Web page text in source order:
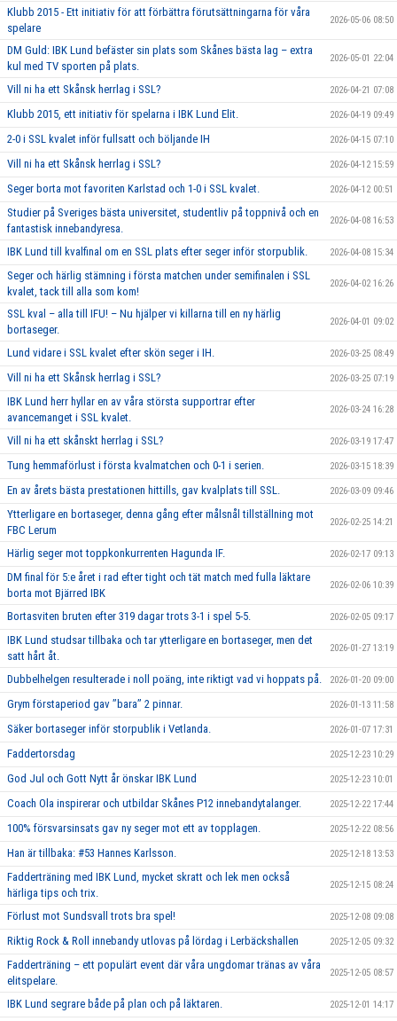
Klubb 2015 - Ett initiativ för att förbättra förutsättningarna för våra
spelare
2026-05-06 08:50
DM Guld: IBK Lund befäster sin plats som Skånes bästa lag – extra
kul med TV sporten på plats.
2026-05-01 22:04
Vill ni ha ett Skånsk herrlag i SSL? 2026-04-21 07:08
Klubb 2015, ett initiativ för spelarna i IBK Lund Elit. 2026-04-19 09:49
2-0 i SSL kvalet inför fullsatt och böljande IH 2026-04-15 07:10
Vill ni ha ett Skånsk herrlag i SSL? 2026-04-12 15:59
Seger borta mot favoriten Karlstad och 1-0 i SSL kvalet. 2026-04-12 00:51
Studier på Sveriges bästa universitet, studentliv på toppnivå och en
fantastisk innebandyresa.
2026-04-08 16:53
IBK Lund till kvalfinal om en SSL plats efter seger inför storpublik. 2026-04-08 15:34
Seger och härlig stämning i första matchen under semifinalen i SSL
kvalet, tack till alla som kom!
2026-04-02 16:26
SSL kval – alla till IFU! – Nu hjälper vi killarna till en ny härlig
bortaseger.
2026-04-01 09:02
Lund vidare i SSL kvalet efter skön seger i IH. 2026-03-25 08:49
Vill ni ha ett Skånsk herrlag i SSL? 2026-03-25 07:19
IBK Lund herr hyllar en av våra största supportrar efter
avancemanget i SSL kvalet.
2026-03-24 16:28
Vill ni ha ett skånskt herrlag i SSL? 2026-03-19 17:47
Tung hemmaförlust i första kvalmatchen och 0-1 i serien. 2026-03-15 18:39
En av årets bästa prestationen hittills, gav kvalplats till SSL. 2026-03-09 09:46
Ytterligare en bortaseger, denna gång efter målsnål tillställning mot
FBC Lerum
2026-02-25 14:21
Härlig seger mot toppkonkurrenten Hagunda IF. 2026-02-17 09:13
DM final för 5:e året i rad efter tight och tät match med fulla läktare
borta mot Bjärred IBK
2026-02-06 10:39
Bortasviten bruten efter 319 dagar trots 3-1 i spel 5-5. 2026-02-05 09:17
IBK Lund studsar tillbaka och tar ytterligare en bortaseger, men det
satt hårt åt.
2026-01-27 13:19
Dubbelhelgen resulterade i noll poäng, inte riktigt vad vi hoppats på. 2026-01-20 09:00
Grym förstaperiod gav ’’bara’’ 2 pinnar. 2026-01-13 11:58
Säker bortaseger inför storpublik i Vetlanda. 2026-01-07 17:31
Faddertorsdag 2025-12-23 10:29
God Jul och Gott Nytt år önskar IBK Lund 2025-12-23 10:01
Coach Ola inspirerar och utbildar Skånes P12 innebandytalanger. 2025-12-22 17:44
100% försvarsinsats gav ny seger mot ett av topplagen. 2025-12-22 08:56
Han är tillbaka: #53 Hannes Karlsson. 2025-12-18 13:53
Fadderträning med IBK Lund, mycket skratt och lek men också
härliga tips och trix.
2025-12-15 08:24
Förlust mot Sundsvall trots bra spel! 2025-12-08 09:08
Riktig Rock & Roll innebandy utlovas på lördag i Lerbäckshallen 2025-12-05 09:32
Fadderträning – ett populärt event där våra ungdomar tränas av våra
elitspelare.
2025-12-05 08:57
IBK Lund segrare både på plan och på läktaren. 2025-12-01 14:17